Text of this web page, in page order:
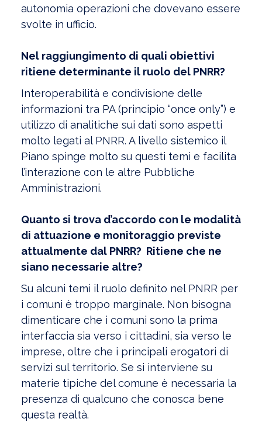
autonomia operazioni che dovevano essere
svolte in ufficio.
Nel raggiungimento di quali obiettivi
ritiene determinante il ruolo del PNRR?
Interoperabilità e condivisione delle
informazioni tra PA (principio “once only”) e
utilizzo di analitiche sui dati sono aspetti
molto legati al PNRR. A livello sistemico il
Piano spinge molto su questi temi e facilita
l’interazione con le altre Pubbliche
Amministrazioni.
Quanto si trova d’accordo con le modalità
di attuazione e monitoraggio previste
attualmente dal PNRR? Ritiene che ne
siano necessarie altre?
Su alcuni temi il ruolo definito nel PNRR per
i comuni è troppo marginale. Non bisogna
dimenticare che i comuni sono la prima
interfaccia sia verso i cittadini, sia verso le
imprese, oltre che i principali erogatori di
servizi sul territorio. Se si interviene su
materie tipiche del comune è necessaria la
presenza di qualcuno che conosca bene
questa realtà.